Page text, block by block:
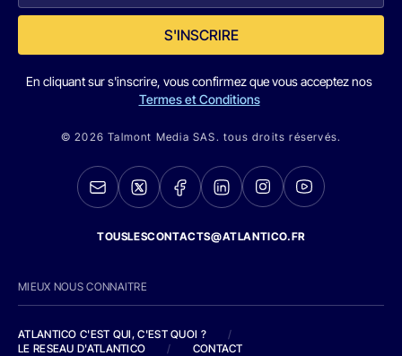
S'INSCRIRE
En cliquant sur s'inscrire, vous confirmez que vous acceptez nos
Termes et Conditions
© 2026 Talmont Media SAS. tous droits réservés.
TOUSLESCONTACTS@ATLANTICO.FR
MIEUX NOUS CONNAITRE
ATLANTICO C'EST QUI, C'EST QUOI ?
/
LE RESEAU D'ATLANTICO
/ CONTACT